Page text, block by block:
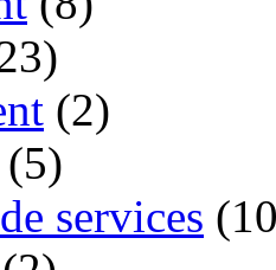
(2)
(5)
services